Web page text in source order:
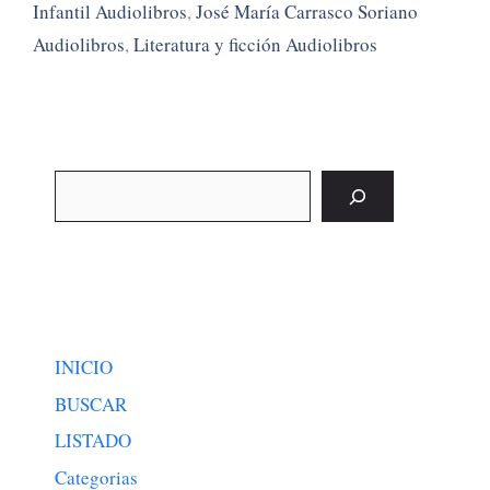
Infantil Audiolibros,José María Carrasco Soriano
Audiolibros,Literatura y ficción Audiolibros
INICIO
BUSCAR
LISTADO
Categorias